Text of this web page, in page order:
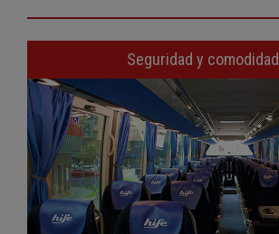
Seguridad y comodidad